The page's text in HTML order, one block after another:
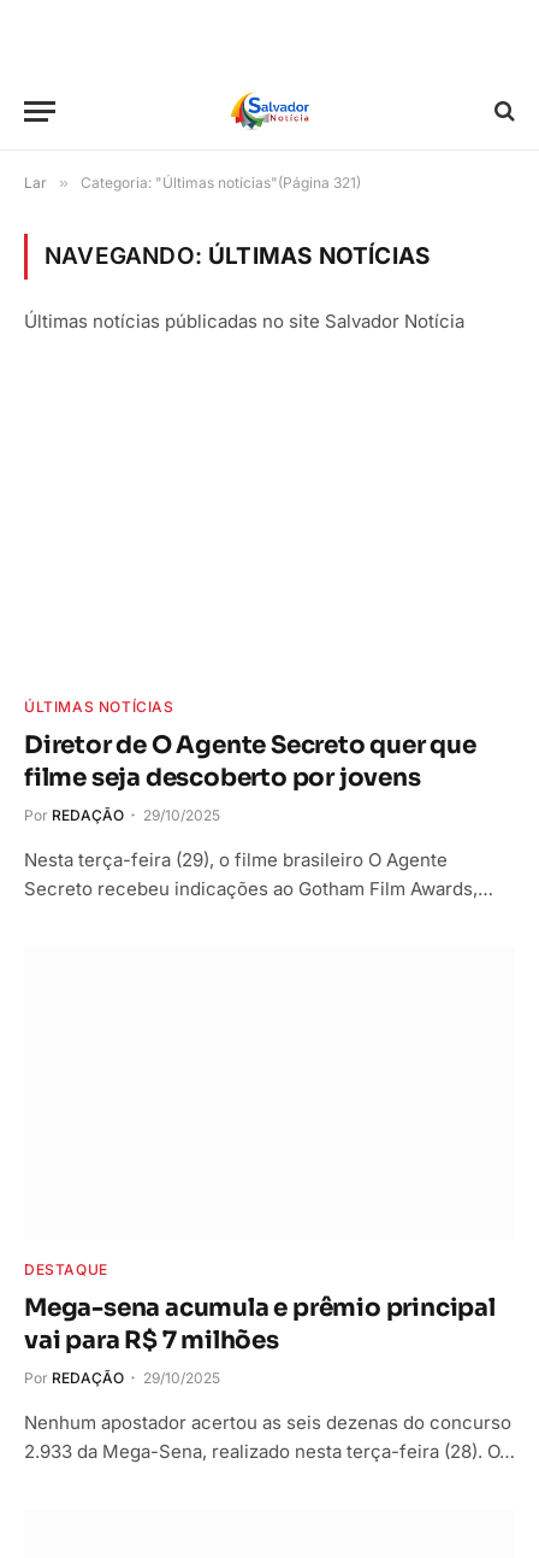
Lar » Categoria: "Últimas notícias"(Página 321)
NAVEGANDO: ÚLTIMAS NOTÍCIAS
Últimas notícias públicadas no site Salvador Notícia
ÚLTIMAS NOTÍCIAS
Diretor de O Agente Secreto quer que
filme seja descoberto por jovens
Por REDAÇÃO 29/10/2025
Nesta terça-feira (29), o filme brasileiro O Agente
Secreto recebeu indicações ao Gotham Film Awards,…
DESTAQUE
Mega-sena acumula e prêmio principal
vai para R$ 7 milhões
Por REDAÇÃO 29/10/2025
Nenhum apostador acertou as seis dezenas do concurso
2.933 da Mega-Sena, realizado nesta terça-feira (28). O…